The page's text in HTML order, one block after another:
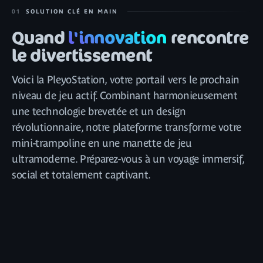
01 SOLUTION CLÉ EN MAIN
Quandl'innovation rencontre
le divertissement
Voici la PleyoStation, votre portail vers le prochain
niveau de jeu actif. Combinant harmonieusement
une technologie brevetée et un design
révolutionnaire, notre plateforme transforme votre
mini-trampoline en une manette de jeu
ultramoderne. Préparez-vous à un voyage immersif,
social et totalement captivant.